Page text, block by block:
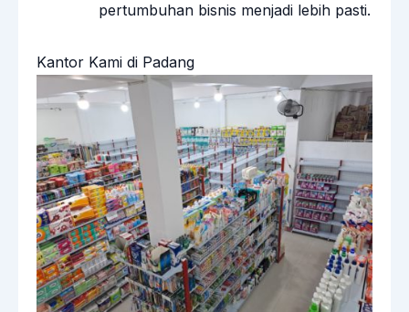
pertumbuhan bisnis menjadi lebih pasti.
Kantor Kami di Padang